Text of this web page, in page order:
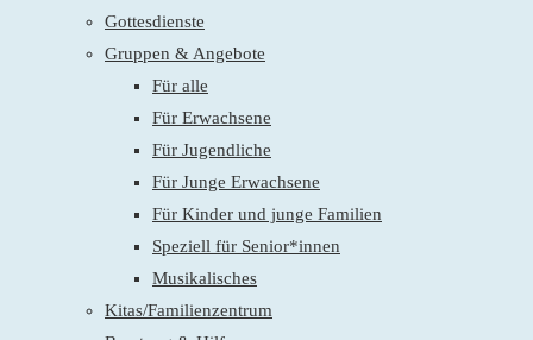
Gottesdienste
Gruppen & Angebote
Für alle
Für Erwachsene
Für Jugendliche
Für Junge Erwachsene
Für Kinder und junge Familien
Speziell für Senior*innen
Musikalisches
Kitas/Familienzentrum